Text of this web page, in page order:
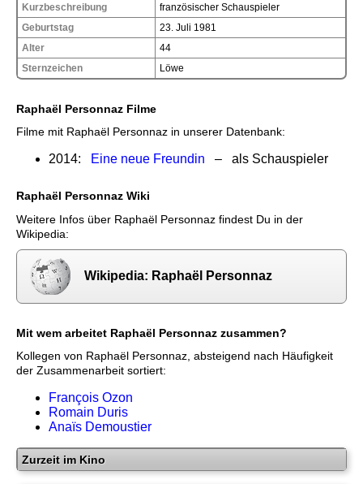
Kurzbeschreibung
französischer Schauspieler
Geburtstag
23. Juli 1981
Alter
44
Sternzeichen
Löwe
Raphaël Personnaz Filme
Filme mit Raphaël Personnaz in unserer Datenbank:
2014: Eine neue Freundin – als Schauspieler
Raphaël Personnaz Wiki
Weitere Infos über Raphaël Personnaz findest Du in der
Wikipedia:
Wikipedia: Raphaël Personnaz
Mit wem arbeitet Raphaël Personnaz zusammen?
Kollegen von Raphaël Personnaz, absteigend nach Häufigkeit
der Zusammenarbeit sortiert:
François Ozon
Romain Duris
Anaïs Demoustier
Zurzeit im Kino